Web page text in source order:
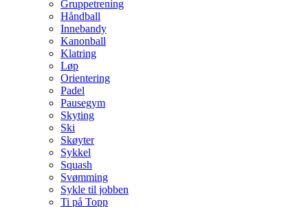
Gruppetrening
Håndball
Innebandy
Kanonball
Klatring
Løp
Orientering
Padel
Pausegym
Skyting
Ski
Skøyter
Sykkel
Squash
Svømming
Sykle til jobben
Ti på Topp